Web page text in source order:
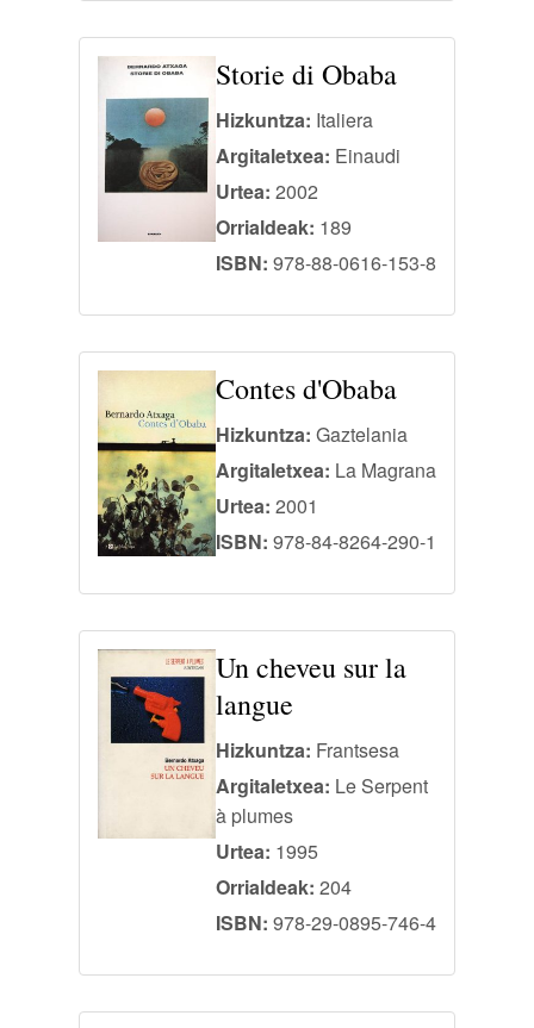
Storie di Obaba
Hizkuntza: Italiera
Argitaletxea: Einaudi
Urtea: 2002
Orrialdeak: 189
ISBN: 978-88-0616-153-8
Contes d'Obaba
Hizkuntza: Gaztelania
Argitaletxea: La Magrana
Urtea: 2001
ISBN: 978-84-8264-290-1
Un cheveu sur la
langue
Hizkuntza: Frantsesa
Argitaletxea: Le Serpent
à plumes
Urtea: 1995
Orrialdeak: 204
ISBN: 978-29-0895-746-4